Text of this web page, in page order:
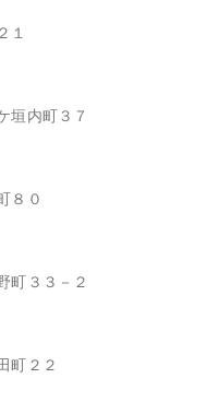
１
垣内町３７
８０
町３３－２
町２２